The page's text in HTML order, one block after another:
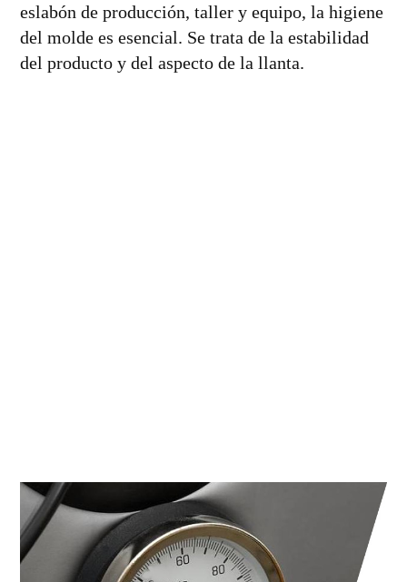
eslabón de producción, taller y equipo, la higiene
del molde es esencial. Se trata de la estabilidad
del producto y del aspecto de la llanta.